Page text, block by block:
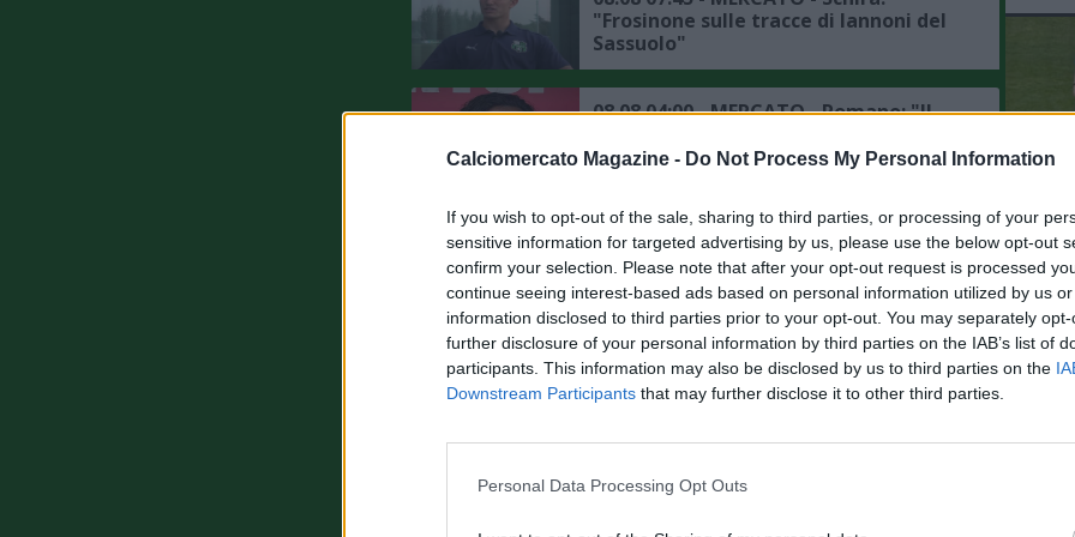
Calciomercato Magazine - Do Not Process My Personal Information
If you wish to opt-out of the sale, sharing to third parties, or processing of your
sensitive information for targeted advertising by us, please use the below opt-out
confirm your selection. Please note that after your opt-out request is processed
continue seeing interest-based ads based on personal information utilized by us
information disclosed to third parties prior to your opt-out. You may separately
further disclosure of your personal information by third parties on the IAB’s list of
participants. This information may also be disclosed by us to third parties on the
Downstream Participants that may further disclose it to other third parties.
Personal Data Processing Opt Outs
"Frosinone sulle tracce di Iannoni del
Sassuolo"
08.08 04:00 - MERCATO - Romano: "Il
chiudere presto tutti i dettagli
08.08 02:00 - MERCATO - PSG,
intensificati i contatti per Ferran
Torres, il punto sulla trattativa
08.08 00:15 - MERCATO - Romano:
"Badiashile ha dato apertura totale al
Napoli, il punto su Aguerd"
07.08 23:53 - MERCATO - Moretto:
"Ruggeri ha accettato l'offerta
dell'Aston Villa"
del